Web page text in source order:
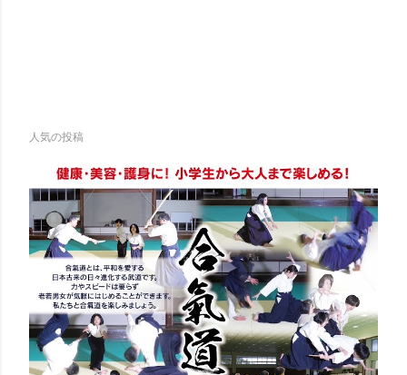
人気の投稿